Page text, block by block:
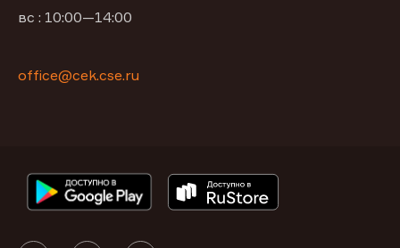
вс : 10:00—14:00
office@cek.cse.ru